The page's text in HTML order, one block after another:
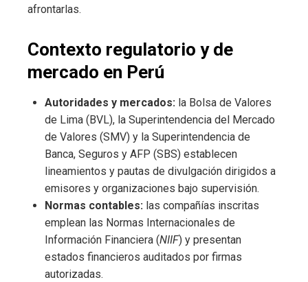
afrontarlas.
Contexto regulatorio y de
mercado en Perú
Autoridades y mercados: la Bolsa de Valores
de Lima (BVL), la Superintendencia del Mercado
de Valores (SMV) y la Superintendencia de
Banca, Seguros y AFP (SBS) establecen
lineamientos y pautas de divulgación dirigidos a
emisores y organizaciones bajo supervisión.
Normas contables: las compañías inscritas
emplean las Normas Internacionales de
Información Financiera (NIIF) y presentan
estados financieros auditados por firmas
autorizadas.